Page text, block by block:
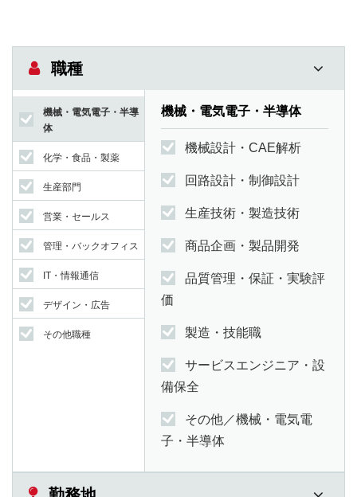
職種
機械・電気電子・半導
体
化学・食品・製薬
生産部門
営業・セールス
管理・バックオフィス
IT・情報通信
デザイン・広告
その他職種
機械・電気電子・半導体
機械設計・CAE解析
回路設計・制御設計
生産技術・製造技術
商品企画・製品開発
品質管理・保証・実験評
価
製造・技能職
サービスエンジニア・設
備保全
その他／機械・電気電
子・半導体